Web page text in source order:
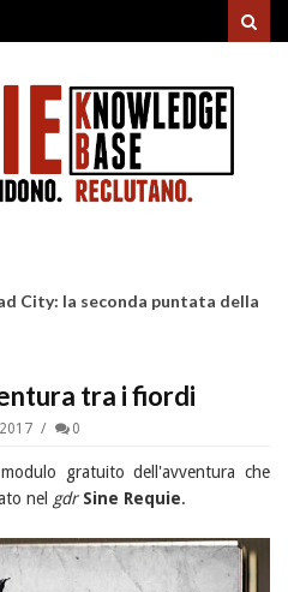
City: la seconda puntata della
tra i fiordi
0
gratuito dell'avventura che
nel gdr Sine Requie.